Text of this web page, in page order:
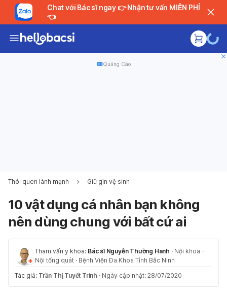
Chat với Bác sĩ ngay 👉 Nhận tư vấn MIỄN PHÍ
👈
Quảng Cáo
Thói quen lành mạnh Giữ gìn vệ sinh
10 vật dụng cá nhân bạn không
nên dùng chung với bất cứ ai
Tham vấn y khoa: Bác sĩ Nguyễn Thường Hanh · Nội khoa -
Nội tổng quát · Bệnh Viện Đa Khoa Tỉnh Bắc Ninh
Tác giả: Trần Thị Tuyết Trinh · Ngày cập nhật: 28/07/2020